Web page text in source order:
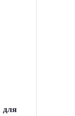
для